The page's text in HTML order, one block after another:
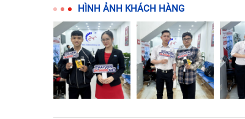
HÌNH ẢNH KHÁCH HÀNG